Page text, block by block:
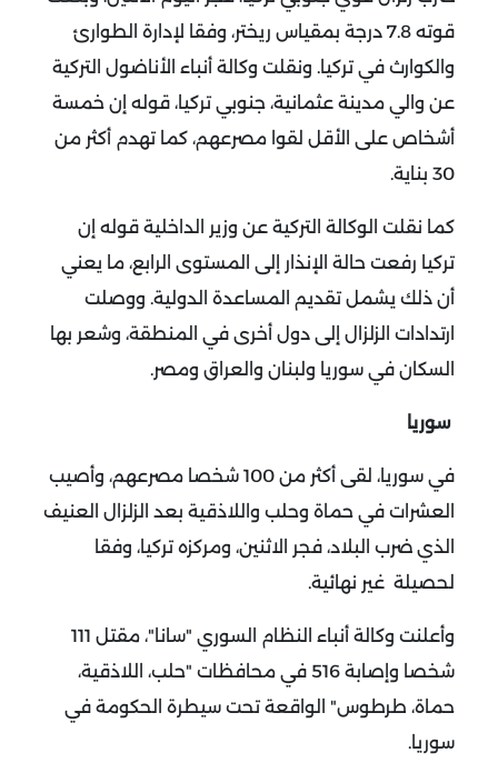
قوته 7.8 درجة بمقياس ريختر، وفقا لإدارة الطوارئ
والكوارث في تركيا. ونقلت وكالة أنباء الأناضول التركية
عن والي مدينة عثمانية، جنوبي تركيا، قوله إن خمسة
أشخاص على الأقل لقوا مصرعهم، كما تهدم أكثر من
30 بناية.
كما نقلت الوكالة التركية عن وزير الداخلية قوله إن
تركيا رفعت حالة الإنذار إلى المستوى الرابع، ما يعني
أن ذلك يشمل تقديم المساعدة الدولية. ووصلت
ارتدادات الزلزال إلى دول أخرى في المنطقة، وشعر بها
السكان في سوريا ولبنان والعراق ومصر.
سوريا
في سوريا، لقى أكثر من 100 شخصا مصرعهم، وأصيب
العشرات في حماة وحلب واللاذقية بعد الزلزال العنيف
الذي ضرب البلاد، فجر الاثنين، ومركزه تركيا، وفقا
لحصيلة غير نهائية.
وأعلنت وكالة أنباء النظام السوري "سانا"، مقتل 111
شخصا وإصابة 516 في محافظات "حلب، اللاذقية،
حماة، طرطوس" الواقعة تحت سيطرة الحكومة في
سوريا.